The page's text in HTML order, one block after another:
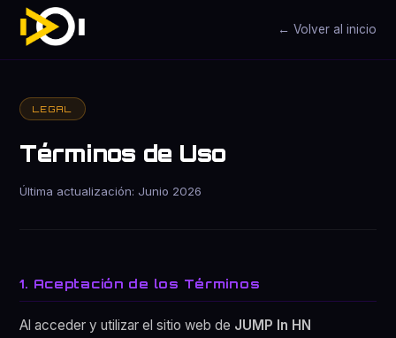
← Volver al inicio
LEGAL
Términos de Uso
Última actualización: Junio 2026
1. Aceptación de los Términos
Al acceder y utilizar el sitio web de JUMP In HN